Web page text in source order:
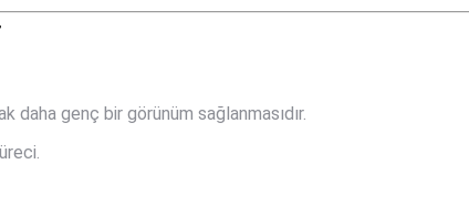
daha genç bir görünüm sağlanmasıdır.